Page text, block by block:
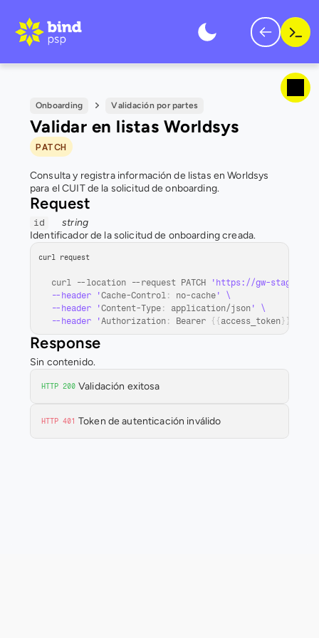
Onboarding Validación por partes
Validar en listas Worldsys
PATCH
Consulta y registra información de listas en Worldsys
para el CUIT de la solicitud de onboarding.
Request
id
string
Identificador de la solicitud de onboarding creada.
curl request
curl -- location -- request PATCH
'https://gw-staging-
--header 'Cache-Control : no-cache ' \
--header 'Content-Type : application/json ' \
--header 'Authorization : Bearer { { access_token } }
Response
Sin contenido.
HTTP 200 Validación exitosa
HTTP 401 Token de autenticación inválido